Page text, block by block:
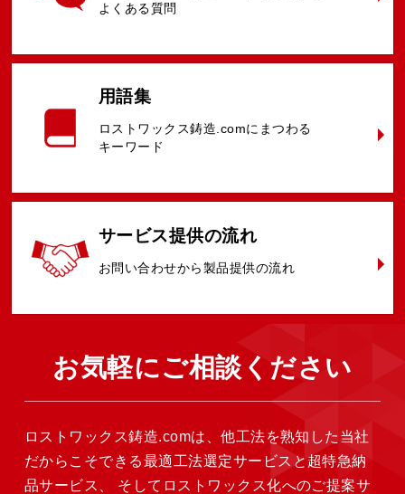
よくある質問
用語集
ロストワックス鋳造.comに まつわる
キーワード
サービス提供の流れ
お問い合わせから 製品提供の流れ
お気軽にご相談ください
ロストワックス鋳造.comは、他工法を熟知した当社
だからこそできる最適工法選定サービスと超特急納
品サービス、
そしてロストワックス化へのご提案サ